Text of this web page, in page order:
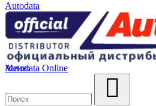
Autodata
Autodata Online
Меню